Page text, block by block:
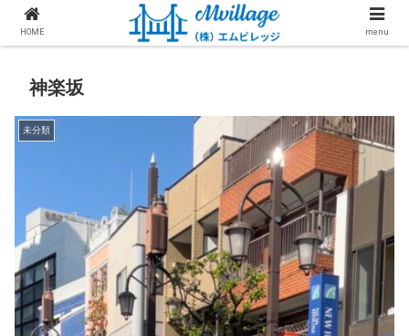
神楽坂
未分類
HOME menu